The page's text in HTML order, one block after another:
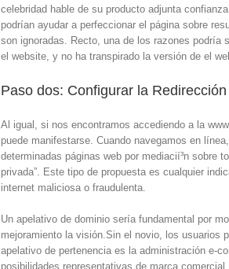
celebridad hable de su producto adjunta
podrían ayudar a perfeccionar el página sobre
son ignoradas. Recto, una de los razones podrí­a
el website, y no ha transpirado la versión de el
Paso dos: Configurar la
Al igual, si nos encontramos accediendo a la
puede manifestarse. Cuando navegamos en
determinadas páginas web por mediacií³n sobre
privada”. Este tipo de propuesta es cualquier
internet maliciosa o fraudulenta.
Un apelativo de dominio serí­a fundamental por
mejoramiento la visión.Sin el novio, los usuarios
apelativo de pertenencia es la administración e-
posibilidades representativas de marca